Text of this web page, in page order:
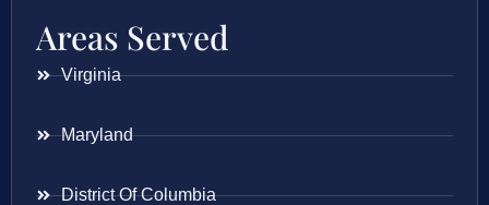
Areas Served
Virginia
Maryland
District Of Columbia